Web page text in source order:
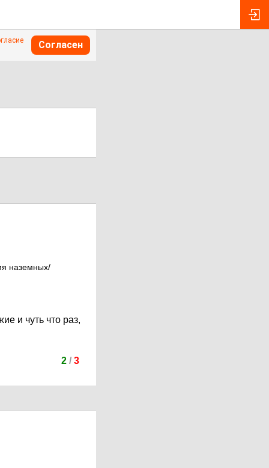
Согласен
наземных/
и чуть что раз,
2/ 3